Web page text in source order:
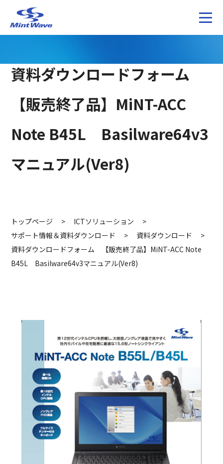
資料ダウンロードフォーム
【販売終了品】MiNT-ACC
Note B45L Basilware64v3
マニュアル(Ver8)
トップページ > ICTソリューション
>
サポート情報＆資料ダウンロード
> 資料ダウンロード
>
資料ダウンロードフォーム 【販売終了品】MiNT-ACC Note
B45L Basilware64v3マニュアル(Ver8)